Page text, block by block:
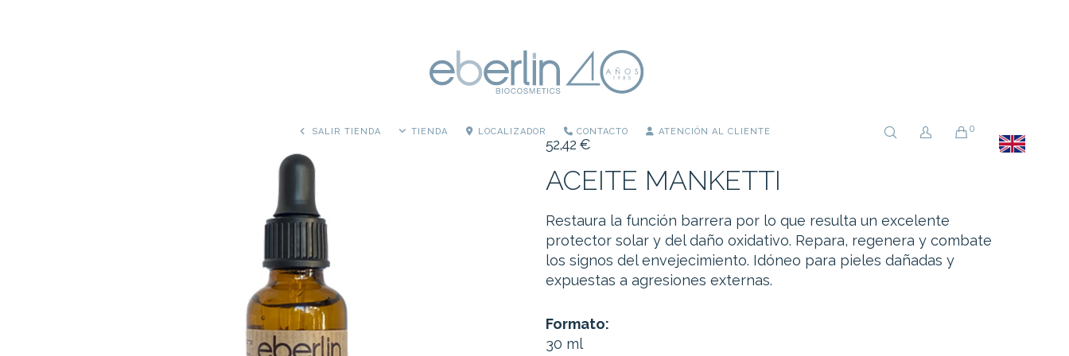
0
SALIR TIENDA TIENDA LOCALIZADOR CONTACTO ATENCIÓN AL CLIENTE
52,42 €
ACEITE MANKETTI
Restaura la función barrera por lo que resulta un excelente
protector solar y del daño oxidativo. Repara, regenera y combate
los signos del envejecimiento. Idóneo para pieles dañadas y
expuestas a agresiones externas.
Formato:
30 ml